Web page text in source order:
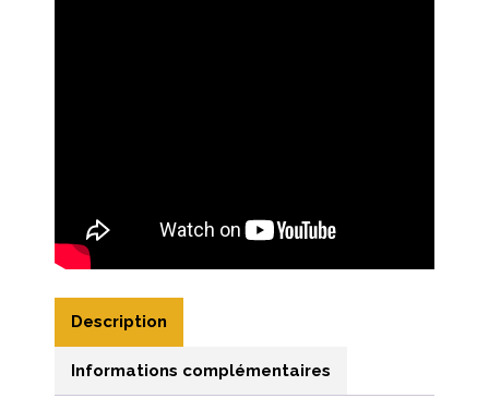
Description
Informations complémentaires